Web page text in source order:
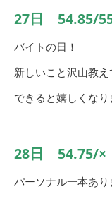
27日 54.85/
バイトの日！
新しいこと沢山教
できると嬉しくなり
28日 54.75/×
パーソナル一本あり